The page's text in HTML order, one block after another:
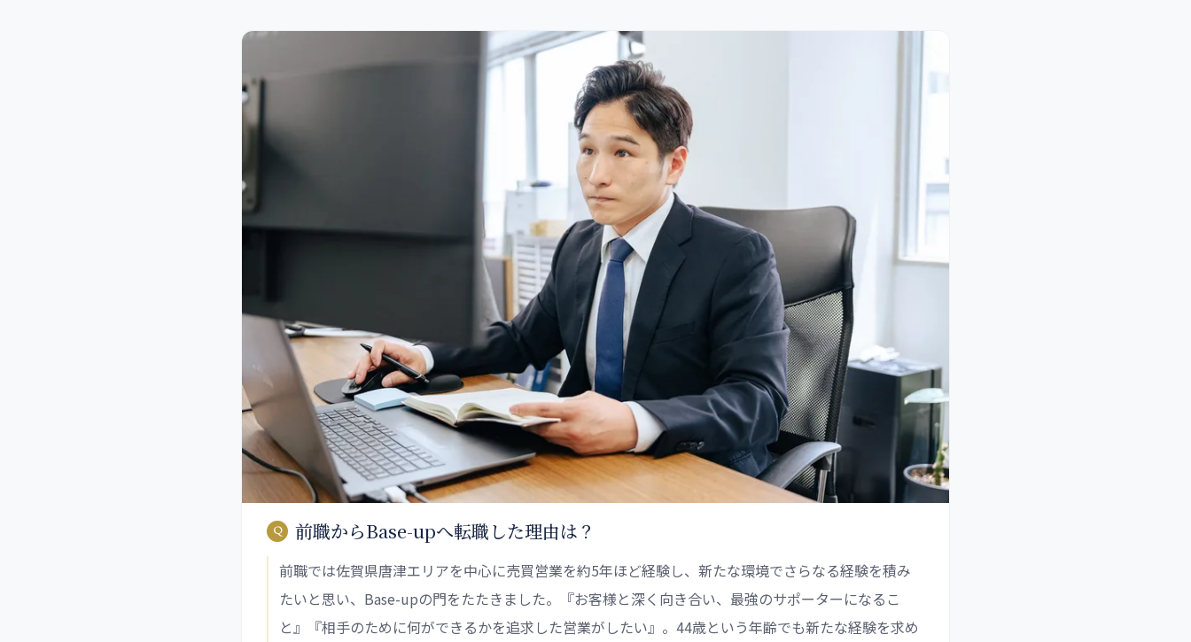
前職からBase-upへ転職した理由は？
前職では佐賀県唐津エリアを中心に売買営業を約5年ほど経験し、新たな環境でさらなる経験を積み
たいと思い、Base-upの門をたたきました。『お客様と深く向き合い、最強のサポーターになるこ
と』『相手のために何ができるかを追求した営業がしたい』。44歳という年齢でも新たな経験を求め